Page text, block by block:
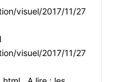
visuel/2017/11/27
visuel/2017/11/27